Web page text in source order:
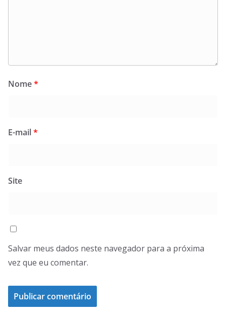
Nome*
E-mail*
Site
Salvar meus dados neste navegador para a próxima
vez que eu comentar.